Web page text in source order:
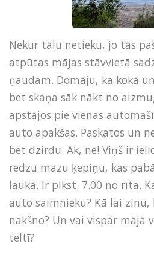
Nekur tālu netieku, jo tās
atpūtas mājas stāvvietā
ņaudam. Domāju, ka kokā
bet skaņa sāk nākt no
apstājos pie vienas
auto apakšas. Paskatos un
bet dzirdu. Ak, nē! Viņš ir
redzu mazu ķepiņu, kas
laukā. Ir plkst. 7.00 no rīta.
auto saimnieku? Kā lai
nakšno? Un vai vispār mājā
teltī?